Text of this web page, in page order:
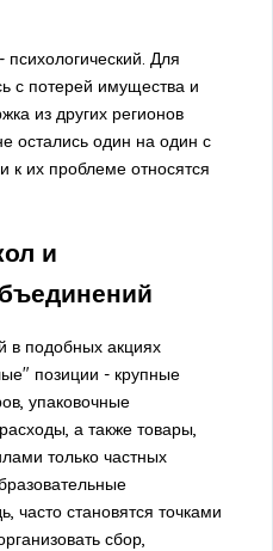
Для
с потерей имущества и
из других регионов
остались один на один с
к их проблеме относятся
и
в подобных акциях
позиции - крупные
упаковочные
а также товары,
только частных
часто становятся точками
сбор,